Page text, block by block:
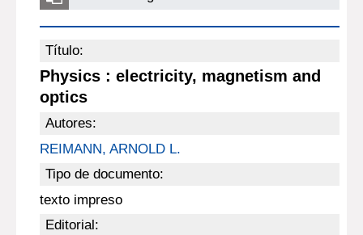
Título:
Physics : electricity, magnetism and
optics
Autores:
REIMANN, ARNOLD L.
Tipo de documento:
texto impreso
Editorial: